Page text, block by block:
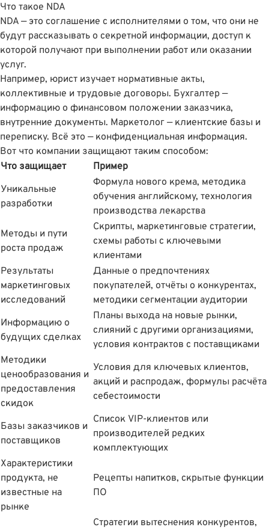
Что такое NDA
NDA — это соглашение с исполнителями о том, что они не
будут рассказывать о секретной информации, доступ к
которой получают при выполнении работ или оказании
услуг.
Например, юрист изучает нормативные акты,
коллективные и трудовые договоры. Бухгалтер —
информацию о финансовом положении заказчика,
внутренние документы. Маркетолог — клиентские базы и
переписку. Всё это — конфиденциальная информация.
Вот что компании защищают таким способом:
Что защищает
Пример
Уникальные
разработки
Формула нового крема, методика
обучения английскому, технология
производства лекарства
Методы и пути
роста продаж
Скрипты, маркетинговые стратегии,
схемы работы с ключевыми
клиентами
Результаты
маркетинговых
исследований
Данные о предпочтениях
покупателей, отчëты о конкурентах,
методики сегментации аудитории
Информацию о
будущих сделках
Планы выхода на новые рынки,
слияний с другими организациями,
условия контрактов с поставщиками
Методики
ценообразования и
предоставления
скидок
Условия для ключевых клиентов,
акций и распродаж, формулы расчëта
себестоимости
Базы заказчиков и
поставщиков
Список VIP-клиентов или
производителей редких
комплектующих
Характеристики
продукта, не
известные на
рынке
Рецепты напитков, скрытые функции
ПО
Стратегии вытеснения конкурентов,